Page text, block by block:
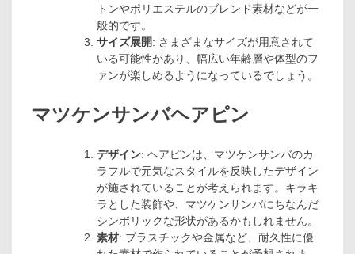
トンやポリエステルのブレンド素材などが一
般的です。
サイズ展開: さまざまなサイズが用意されて
いる可能性があり、幅広い年齢層や体型のフ
ァンが楽しめるようになっているでしょう。
マツケンサンバヘアピン
デザイン: ヘアピンは、マツケンサンバのカ
ラフルで元気なスタイルを反映したデザイン
が施されていることが考えられます。キラキ
ラとした装飾や、マツケンサンバにちなんだ
シンボリックな形状があるかもしれません。
素材: プラスチックや金属など、耐久性に優